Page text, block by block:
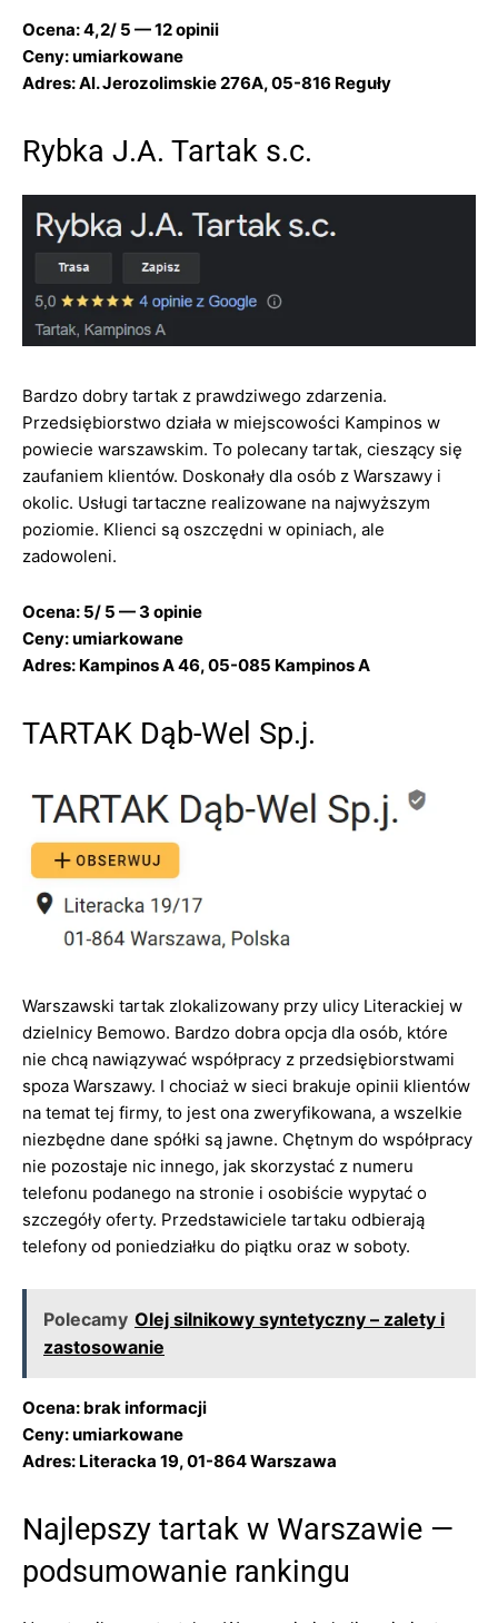
Ocena: 4,2/ 5 — 12 opinii
Ceny: umiarkowane
Adres: Al. Jerozolimskie 276A, 05-816 Reguły
Rybka J.A. Tartak s.c.
Bardzo dobry tartak z prawdziwego zdarzenia.
Przedsiębiorstwo działa w miejscowości Kampinos w
powiecie warszawskim. To polecany tartak, cieszący się
zaufaniem klientów. Doskonały dla osób z Warszawy i
okolic. Usługi tartaczne realizowane na najwyższym
poziomie. Klienci są oszczędni w opiniach, ale
zadowoleni.
Ocena: 5/ 5 — 3 opinie
Ceny: umiarkowane
Adres: Kampinos A 46, 05-085 Kampinos A
TARTAK Dąb-Wel Sp.j.
Warszawski tartak zlokalizowany przy ulicy Literackiej w
dzielnicy Bemowo. Bardzo dobra opcja dla osób, które
nie chcą nawiązywać współpracy z przedsiębiorstwami
spoza Warszawy. I chociaż w sieci brakuje opinii klientów
na temat tej firmy, to jest ona zweryfikowana, a wszelkie
niezbędne dane spółki są jawne. Chętnym do współpracy
nie pozostaje nic innego, jak skorzystać z numeru
telefonu podanego na stronie i osobiście wypytać o
szczegóły oferty. Przedstawiciele tartaku odbierają
telefony od poniedziałku do piątku oraz w soboty.
Polecamy Olej silnikowy syntetyczny – zalety i
zastosowanie
Ocena: brak informacji
Ceny: umiarkowane
Adres: Literacka 19, 01-864 Warszawa
Najlepszy tartak w Warszawie —
podsumowanie rankingu